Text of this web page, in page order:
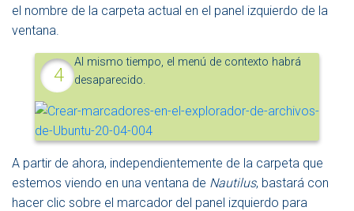
el nombre de la carpeta actual en el panel izquierdo de la
ventana.
Al mismo tiempo, el menú de contexto habrá
desaparecido.
A partir de ahora, independientemente de la carpeta que
estemos viendo en una ventana de Nautilus, bastará con
hacer clic sobre el marcador del panel izquierdo para